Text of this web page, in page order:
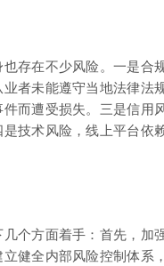
存在不少风险。一是合
者未能遵守当地法律法
而遭受损失。三是信用
技术风险，线上平台依
个方面着手：首先，加
健全内部风险控制体系